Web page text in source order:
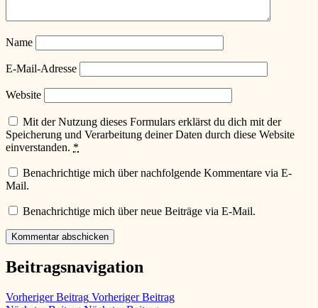
Name
E-Mail-Adresse
Website
Mit der Nutzung dieses Formulars erklärst du dich mit der
Speicherung und Verarbeitung deiner Daten durch diese Website
einverstanden. *
Benachrichtige mich über nachfolgende Kommentare via E-
Mail.
Benachrichtige mich über neue Beiträge via E-Mail.
Beitragsnavigation
Vorheriger Beitrag Vorheriger Beitrag